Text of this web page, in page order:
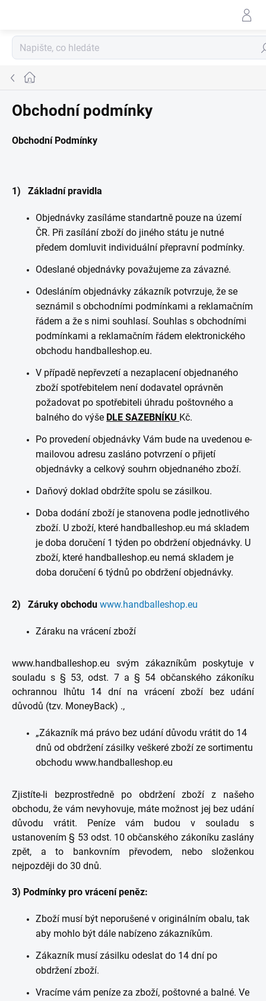
Domů
Obchodní podmínky
Obchodní Podmínky
1) Základní pravidla
Objednávky zasíláme standartně pouze na území
ČR. Při zasílání zboží do jiného státu je nutné
předem domluvit individuální přepravní podmínky.
Odeslané objednávky považujeme za závazné.
Odesláním objednávky zákazník potvrzuje, že se
seznámil s obchodními podmínkami a reklamačním
řádem a že s nimi souhlasí. Souhlas s obchodními
podmínkami a reklamačním řádem elektronického
obchodu handballeshop.eu.
V případě nepřevzetí a nezaplacení objednaného
zboží spotřebitelem není dodavatel oprávněn
požadovat po spotřebiteli úhradu poštovného a
balného do výše DLE SAZEBNÍKU Kč.
Po provedení objednávky Vám bude na uvedenou e-
mailovou adresu zasláno potvrzení o přijetí
objednávky a celkový souhrn objednaného zboží.
Daňový doklad obdržíte spolu se zásilkou.
Doba dodání zboží je stanovena podle jednotlivého
zboží. U zboží, které handballeshop.eu má skladem
je doba doručení 1 týden po obdržení objednávky. U
zboží, které handballeshop.eu nemá skladem je
doba doručení 6 týdnů po obdržení objednávky.
2) Záruky obchodu www.handballeshop.eu
Záraku na vrácení zboží
www.handballeshop.eu svým zákazníkům poskytuje v
souladu s § 53, odst. 7 a § 54 občanského zákoníku
ochrannou lhůtu 14 dní na vrácení zboží bez udání
důvodů (tzv. MoneyBack) .,
„Zákazník má právo bez udání důvodu vrátit do 14
dnů od obdržení zásilky veškeré zboží ze sortimentu
obchodu www.handballeshop.eu
Zjistíte-li bezprostředně po obdržení zboží z našeho
obchodu, že vám nevyhovuje, máte možnost jej bez udání
důvodu vrátit. Peníze vám budou v souladu s
ustanovením § 53 odst. 10 občanského zákoníku zaslány
zpět, a to bankovním převodem, nebo složenkou
nejpozději do 30 dnů.
3) Podmínky pro vrácení peněz:
Zboží musí být neporušené v originálním obalu, tak
aby mohlo být dále nabízeno zákazníkům.
Zákazník musí zásilku odeslat do 14 dní po
obdržení zboží.
Vracíme vám peníze za zboží, poštovné a balné. Ve